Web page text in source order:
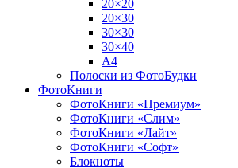
20×20
20×30
30×30
30×40
A4
Полоски из ФотоБудки
ФотоКниги
ФотоКниги «Премиум»
ФотоКниги «Слим»
ФотоКниги «Лайт»
ФотоКниги «Софт»
Блокноты